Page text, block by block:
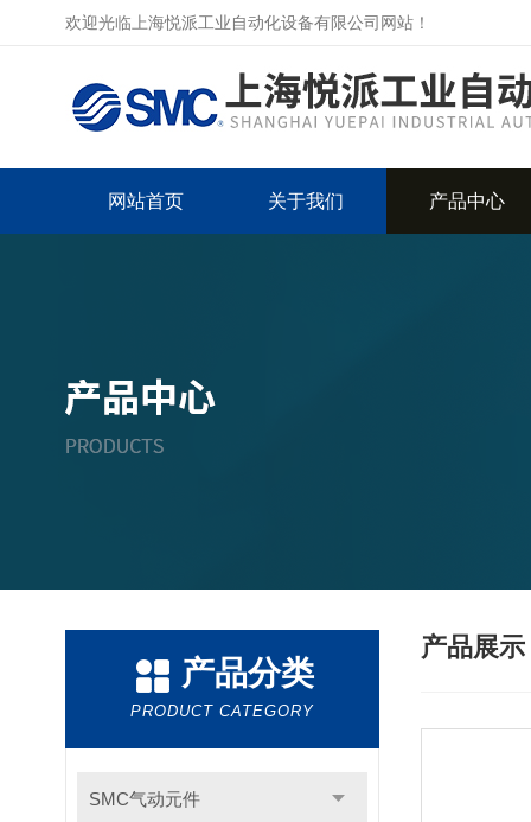
欢迎光临上海悦派工业自动化设备有限公司网站！
网站首页 关于我们 产品中心
产品分类
PRODUCT CATEGORY
SMC气动元件
产品展示